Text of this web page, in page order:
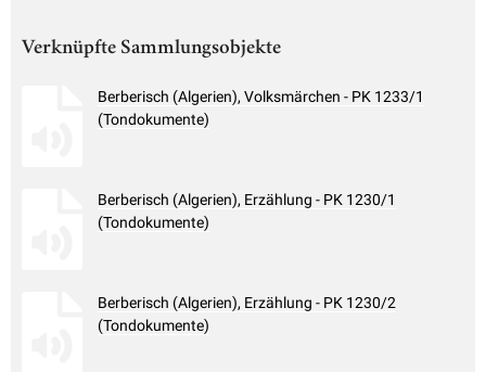
Verknüpfte Sammlungsobjekte
Berberisch (Algerien), Volksmärchen - PK 1233/1
(Tondokumente)
Berberisch (Algerien), Erzählung - PK 1230/1
(Tondokumente)
Berberisch (Algerien), Erzählung - PK 1230/2
(Tondokumente)